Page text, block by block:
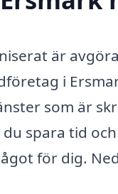
är
i
som är
spara tid
för dig.